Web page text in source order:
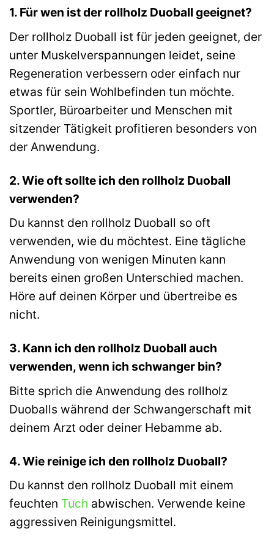
1. Für wen ist der rollholz Duoball geeignet?
Der rollholz Duoball ist für jeden geeignet, der
unter Muskelverspannungen leidet, seine
Regeneration verbessern oder einfach nur
etwas für sein Wohlbefinden tun möchte.
Sportler, Büroarbeiter und Menschen mit
sitzender Tätigkeit profitieren besonders von
der Anwendung.
2. Wie oft sollte ich den rollholz Duoball
verwenden?
Du kannst den rollholz Duoball so oft
verwenden, wie du möchtest. Eine tägliche
Anwendung von wenigen Minuten kann
bereits einen großen Unterschied machen.
Höre auf deinen Körper und übertreibe es
nicht.
3. Kann ich den rollholz Duoball auch
verwenden, wenn ich schwanger bin?
Bitte sprich die Anwendung des rollholz
Duoballs während der Schwangerschaft mit
deinem Arzt oder deiner Hebamme ab.
4. Wie reinige ich den rollholz Duoball?
Du kannst den rollholz Duoball mit einem
feuchten Tuch abwischen. Verwende keine
aggressiven Reinigungsmittel.